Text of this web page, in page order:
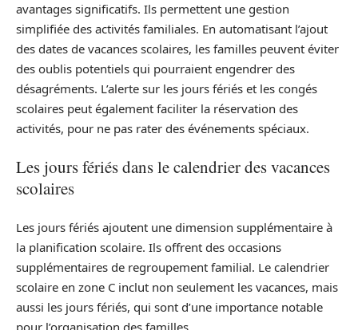
avantages significatifs. Ils permettent une gestion
simplifiée des activités familiales. En automatisant l’ajout
des dates de vacances scolaires, les familles peuvent éviter
des oublis potentiels qui pourraient engendrer des
désagréments. L’alerte sur les jours fériés et les congés
scolaires peut également faciliter la réservation des
activités, pour ne pas rater des événements spéciaux.
Les jours fériés dans le calendrier des vacances
scolaires
Les jours fériés ajoutent une dimension supplémentaire à
la planification scolaire. Ils offrent des occasions
supplémentaires de regroupement familial. Le calendrier
scolaire en zone C inclut non seulement les vacances, mais
aussi les jours fériés, qui sont d’une importance notable
pour l’organisation des familles.